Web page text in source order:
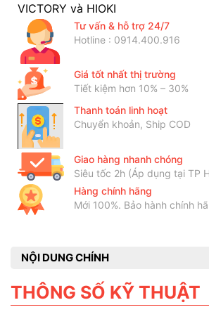
VICTORY và HIOKI
Tư vấn & hỗ trợ 24/7
Hotline : 0914.400.916
Giá tốt nhất thị trường
Tiết kiệm hơn 10% – 30%
Thanh toán linh hoạt
Chuyển khoản, Ship COD
Giao hàng nhanh chóng
Siêu tốc 2h (Áp dụng tại TP
Hàng chính hãng
Mới 100%. Bảo hành chính
NỘI DUNG CHÍNH
THÔNG SỐ KỸ THUẬT